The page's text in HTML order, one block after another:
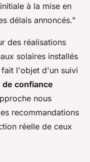
à la mise en
délais annoncés."
des réalisations
solaires installés
fait l'objet d'un suivi
de confiance
nous
recommandations
réelle de ceux